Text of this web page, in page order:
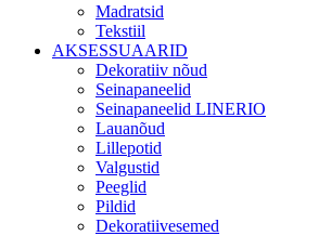
Madratsid
Tekstiil
AKSESSUAARID
Dekoratiiv nõud
Seinapaneelid
Seinapaneelid LINERIO
Lauanõud
Lillepotid
Valgustid
Peeglid
Pildid
Dekoratiivesemed